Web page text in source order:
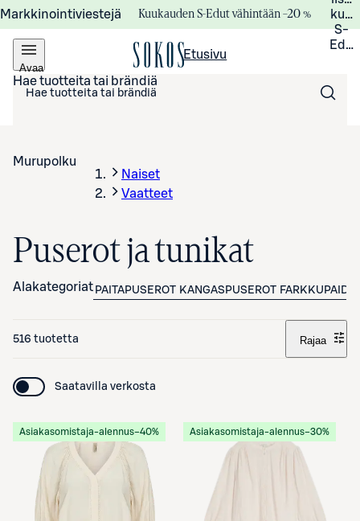
Markkinointiviestejä Kuukauden S-Edut vähintään –20 %
S-
Avaa
valikko
Etusivu
Hae tuotteita tai brändiä
Murupolku
Naiset
Vaatteet
Puserot ja tunikat
Alakategoriat PAITAPUSEROT KANGASPUSEROT
516 tuotetta Rajaa
Saatavilla verkosta
Asiakasomistaja-alennus−40% Asiakasomistaja-alennus−30%